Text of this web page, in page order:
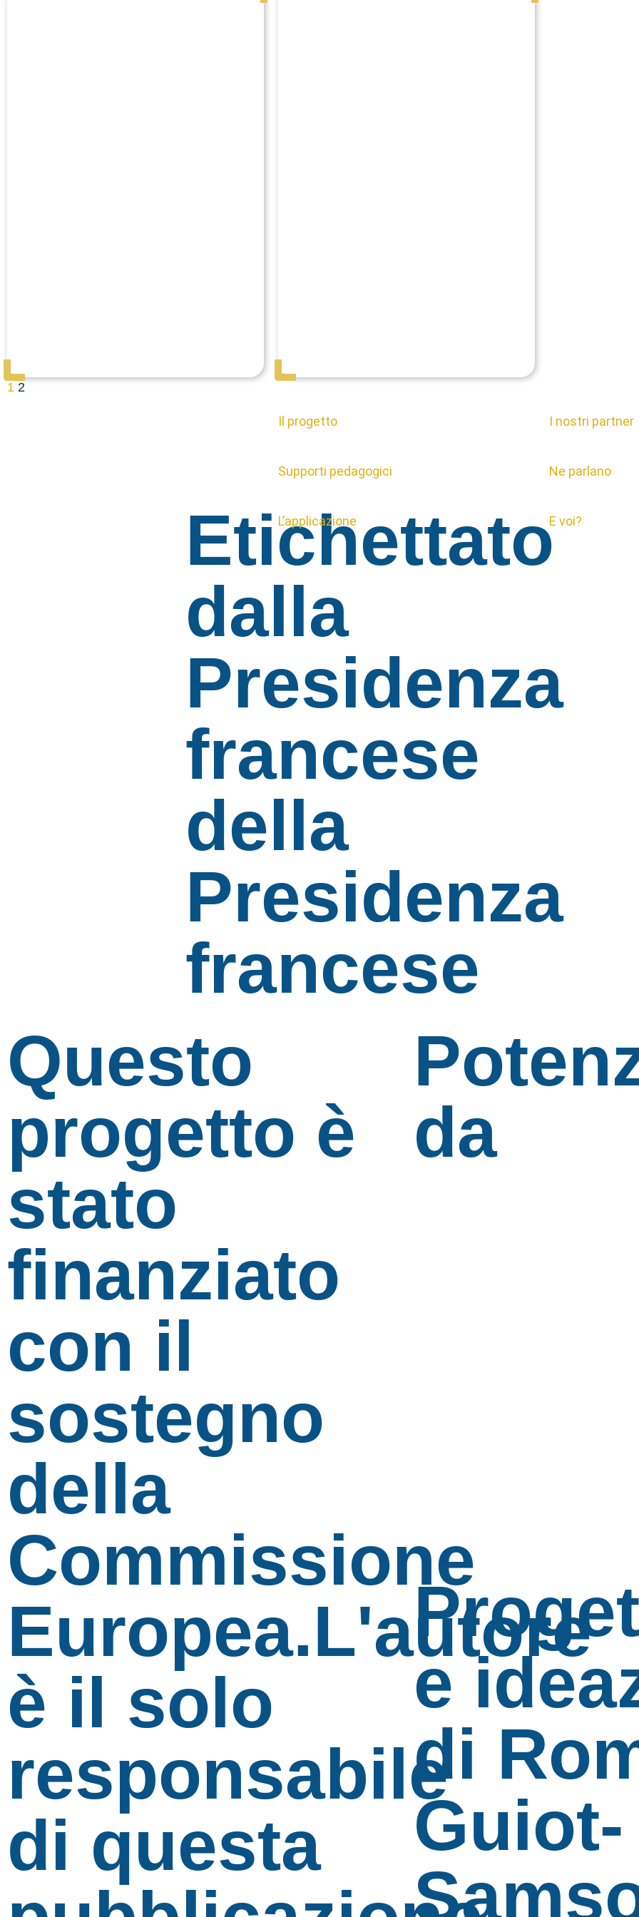
1 2
Etichettato
dalla
Presidenza
francese
della
Presidenza
francese
Il progetto
Supporti pedagogici
L’applicazione
I nostri partner
Ne parlano
E voi?
Questo
progetto è
stato
finanziato
con il
sostegno
della
Commissione
Europea.L'autore
è il solo
responsabile
di questa
da
e
di
Guiot-